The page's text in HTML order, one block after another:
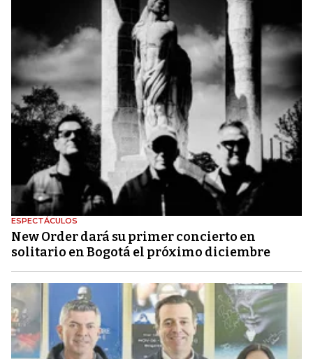
ESPECTÁCULOS
New Order dará su primer concierto en
solitario en Bogotá el próximo diciembre